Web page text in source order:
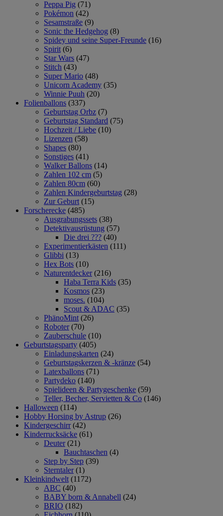
Peppa Pig (71)
Pokémon (42)
Sesamstraße (9)
Sonic the Hedgehog (8)
Spidey und seine Super-Freunde (16)
Spirit (6)
Star Wars (47)
Stitch (43)
Super Mario (48)
Unicorn Academy (35)
Winnie Puuh (20)
Folienballons (337)
Geburtstag Orbz (7)
Geburtstag Standard (75)
Hochzeit / Liebe (10)
Lizenzen (58)
Shapes (80)
Sonstiges (41)
Walker Ballons (14)
Zahlen 102 cm (5)
Zahlen 80cm (60)
Zahlen Kindergeburtstag (28)
Zur Geburt (15)
Forscherecke (485)
Ausgrabungssets (38)
Detektivausrüstung (57)
Die drei ??? (40)
Experimentierkästen (111)
Glibbi (13)
Hex Bots (10)
Naturentdecker (216)
Haba Terra Kids (35)
Kosmos (23)
moses. (104)
Scout & ADAC (35)
PhänoMint (26)
Roboter (70)
Zauberschule (10)
Geburtstagsparty (405)
Einladungskarten (24)
Geburtstagskerzen & -kränze (54)
Latexballons (71)
Partydeko (140)
Spielideen & Partygeschenke (59)
Teller, Becher, Servietten & Co (146)
Halloween (114)
Hobby Horsing by Astrup (26)
Kindergeschirr (42)
Kinderrucksäcke (61)
Deuter (21)
Bauchtaschen (4)
Step by Step (39)
Sterntaler (1)
Kleinkindwelt (1172)
ABC (40)
BABY born & Annabell (24)
BRIO (182)